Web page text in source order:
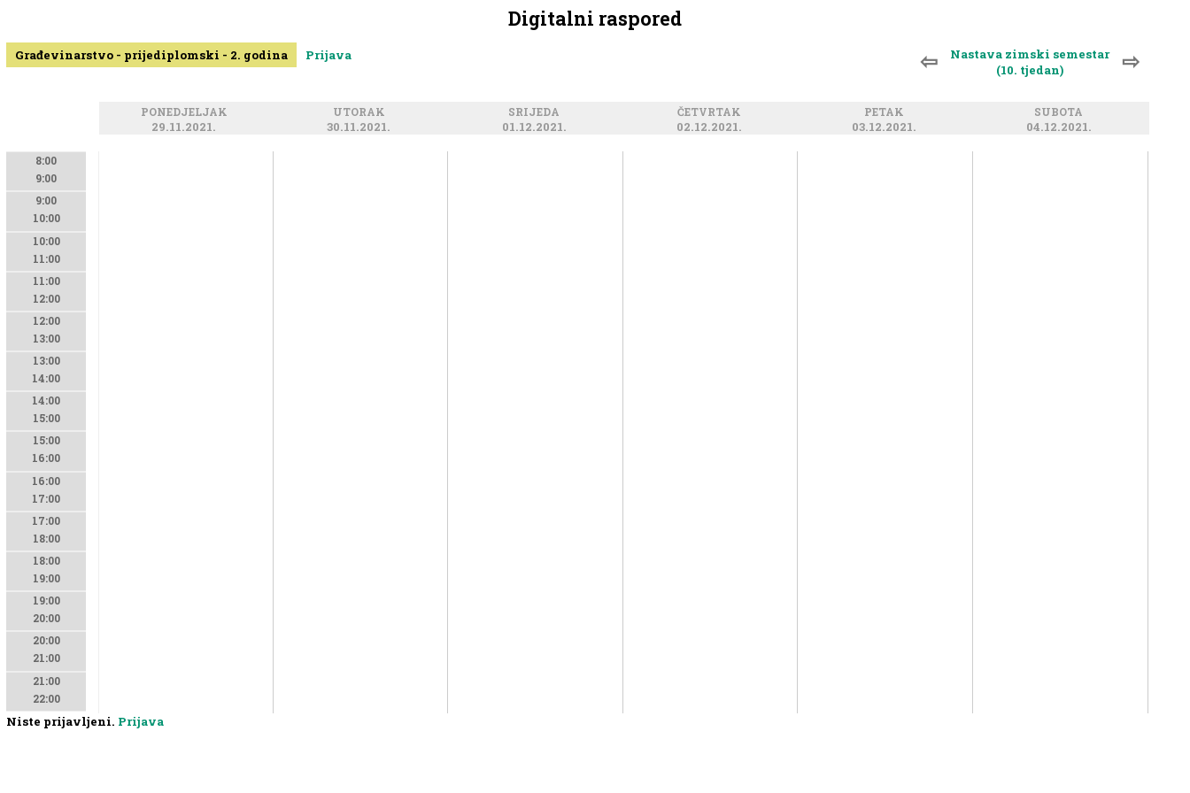
Digitalni raspored
⇦
Nastava zimski semestar
(10. tjedan)
⇨
Građevinarstvo - prijediplomski - 2. godina Prijava
PONEDJELJAK
29.11.2021.
UTORAK
30.11.2021.
SRIJEDA
01.12.2021.
ČETVRTAK
02.12.2021.
PETAK
03.12.2021.
SUBOTA
04.12.2021.
8:00
9:00
9:00
10:00
10:00
11:00
11:00
12:00
12:00
13:00
13:00
14:00
14:00
15:00
15:00
16:00
16:00
17:00
17:00
18:00
18:00
19:00
19:00
20:00
20:00
21:00
21:00
22:00
Niste prijavljeni. Prijava